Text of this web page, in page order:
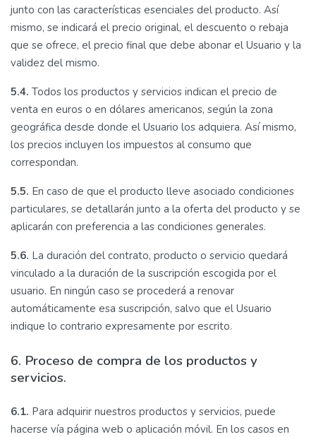
junto con las características esenciales del producto. Así
mismo, se indicará el precio original, el descuento o rebaja
que se ofrece, el precio final que debe abonar el Usuario y la
validez del mismo.
5.4. Todos los productos y servicios indican el precio de
venta en euros o en dólares americanos, según la zona
geográfica desde donde el Usuario los adquiera. Así mismo,
los precios incluyen los impuestos al consumo que
correspondan.
5.5. En caso de que el producto lleve asociado condiciones
particulares, se detallarán junto a la oferta del producto y se
aplicarán con preferencia a las condiciones generales.
5.6. La duración del contrato, producto o servicio quedará
vinculado a la duración de la suscripción escogida por el
usuario. En ningún caso se procederá a renovar
automáticamente esa suscripción, salvo que el Usuario
indique lo contrario expresamente por escrito.
6. Proceso de compra de los productos y
servicios.
6.1. Para adquirir nuestros productos y servicios, puede
hacerse vía página web o aplicación móvil. En los casos en